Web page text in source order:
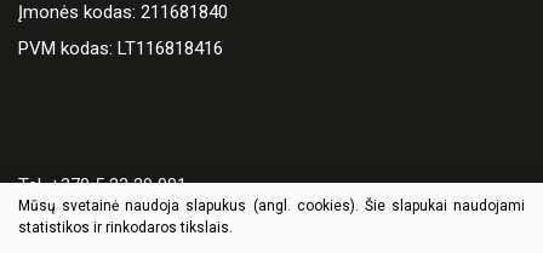
Įmonės kodas: 211681840
PVM kodas: LT116818416
Tel. +370 5 23 29 001
El. paštas:enax@enax.lt
Mūsų svetainė naudoja slapukus (angl. cookies). Šie slapukai naudojami
statistikos ir rinkodaros tikslais.